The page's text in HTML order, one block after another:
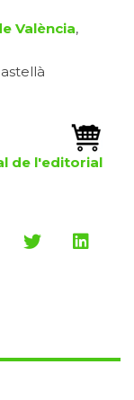
València,
de l'editorial